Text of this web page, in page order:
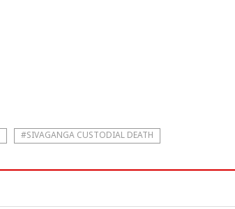
#SIVAGANGA CUSTODIAL DEATH